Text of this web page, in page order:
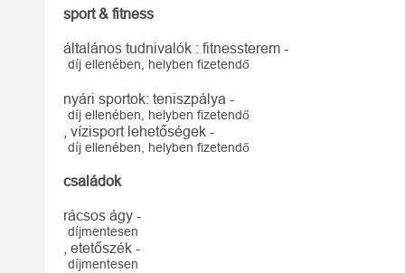
sport & fitness
általános tudnivalók : fitnessterem -
díj ellenében, helyben fizetendő
nyári sportok: teniszpálya -
díj ellenében, helyben fizetendő
, vízisport lehetőségek -
díj ellenében, helyben fizetendő
családok
rácsos ágy -
díjmentesen
, etetőszék -
díjmentesen